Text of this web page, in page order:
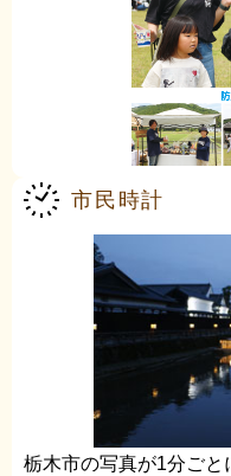
市民時計
栃木市の写真が1分ごと